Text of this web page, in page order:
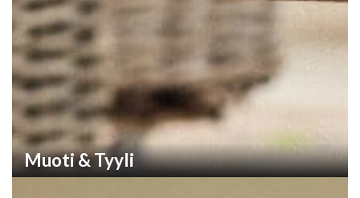
Muoti & Tyyli